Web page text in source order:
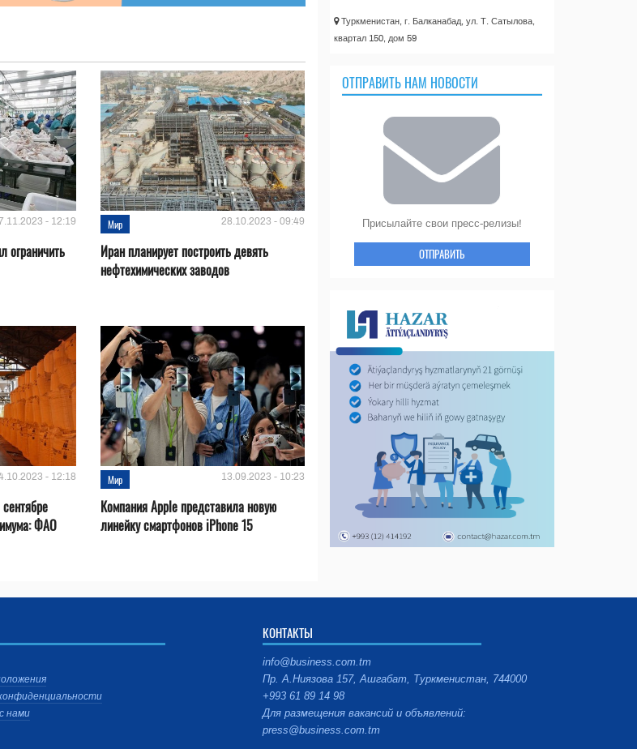
- 12:19
ограничить
Мир 28.10.2023 - 09:49
Иран планирует построить девять
нефтехимических заводов
- 12:18
ФАО
Мир 13.09.2023 - 10:23
Компания Apple представила новую
линейку смартфонов iPhone 15
Туркменистан, г. Балканабад, ул. Т. Сатылова,
квартал 150, дом 59
ОТПРАВИТЬ НАМ НОВОСТИ
Присылайте свои пресс-релизы!
ОТПРАВИТЬ
нами
КОНТАКТЫ
info@business.com.tm
Пр. А.Ниязова 157, Ашгабат, Туркменистан, 744000
+993 61 89 14 98
Для размещения вакансий и объявлений:
press@business.com.tm